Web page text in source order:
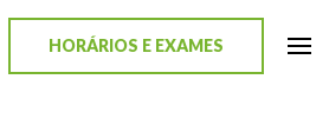
HORÁRIOS E EXAMES